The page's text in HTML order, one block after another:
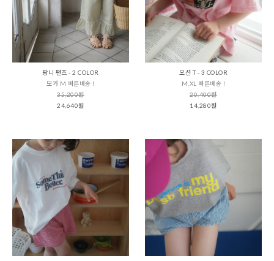
팡니 팬츠 - 2 COLOR
모카 M 빠른배송 !
35,200원
24,640원
오션 T - 3 COLOR
M,XL 빠른배송 !
20,400원
14,280원